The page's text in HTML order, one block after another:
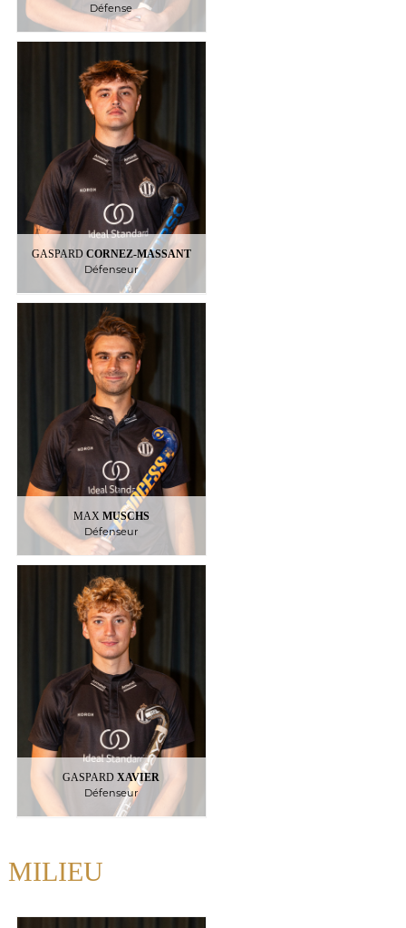
Défense
GASPARD CORNEZ-MASSANT
Défenseur
CORNEZ-MASSANT
Défenseur
4
: Belgique
Club formateur
: Le Racing
Au Racing depuis
:
2013
Palmarès
:
Champion de Belgique
MAX MUSCHS
Défenseur
MAX
MUSCHS
Défenseur
7
GASPARDXAVIER
Défenseur
GASPARD
XAVIER
Défenseur
12
: France
Palmarès
:
Champion de Belgique
MILIEU